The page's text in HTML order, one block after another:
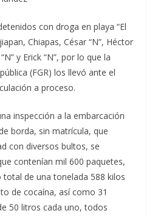
con droga en playa “El
Chiapas, César “N”, Héctor
y Erick “N”, por lo que la
(FGR) los llevó ante el
a proceso.
inspección a la embarcación
borda, sin matrícula, que
con diversos bultos, se
contenían mil 600 paquetes,
de una tonelada 588 kilos
de cocaína, así como 31
50 litros cada uno, todos